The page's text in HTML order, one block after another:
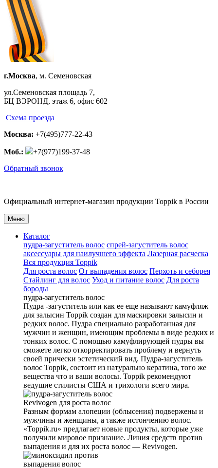
г.Москва, м. Семеновская
ул.Семеновская площадь 7,
БЦ ВЭРОНД, этаж 6, офис 602
Схема проезда
Москва: +7(495)777-22-43
Моб.:
+7(977)199-37-48
Обратный звонок
Официальный интернет-магазин продукции Toppik в России
Меню
Каталог
пудра-загуститель волос спрей-загуститель волос
аксеcсуары для наилучшего эффекта Лазерная расческа
Вся продукция Toppik
Для роста волос От выпадения волос Перхоть и себорея
Стайлинг для волос Уход и питание волос Для роста
бороды
пудра-загуститель волос
Пудра -загуститель или как ее еще называют камуфляж
для залысин Toppik создан для маскировки залысин и
редких волос. Пудра специально разработанная для
мужчин и женщин, имеющим проблемы в виде редких и
тонких волос. С помощью камуфлирующей пудры вы
сможете легко откорректировать проблему и вернуть
своей прически эстетический вид. Пудра-загуститель
волос Toppik, состоит из натурально кератина, того же
вещества что и ваши волосы. Toppik рекомендуют
ведущие стилисты США и трихологи всего мира.
Revivogen для роста волос
Разным формам алопеции (облысения) подвержены и
мужчины и женщины, а также истончению волос.
«Toppik.ru» предлагает новые продукты, которые уже
получили мировое признание. Линия средств против
выпадения и для их роста волос — Revivogen.